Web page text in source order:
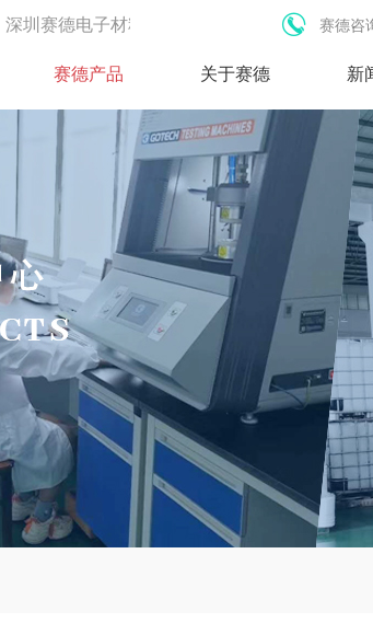
赛德产品 关于赛德 新
赛德咨
电子材料有限公司成立于2008年,是专业的高